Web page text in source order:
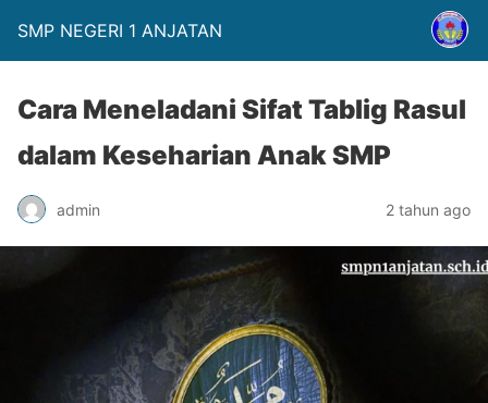
SMP NEGERI 1 ANJATAN
Cara Meneladani Sifat Tablig Rasul
dalam Keseharian Anak SMP
admin 2 tahun ago